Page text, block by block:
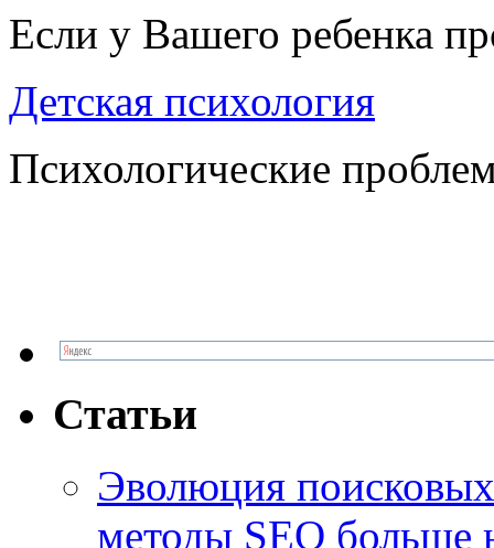
Если у Вашего ребенка
Детская психология
Психологические
Статьи
Эволюция
методы SEO больше